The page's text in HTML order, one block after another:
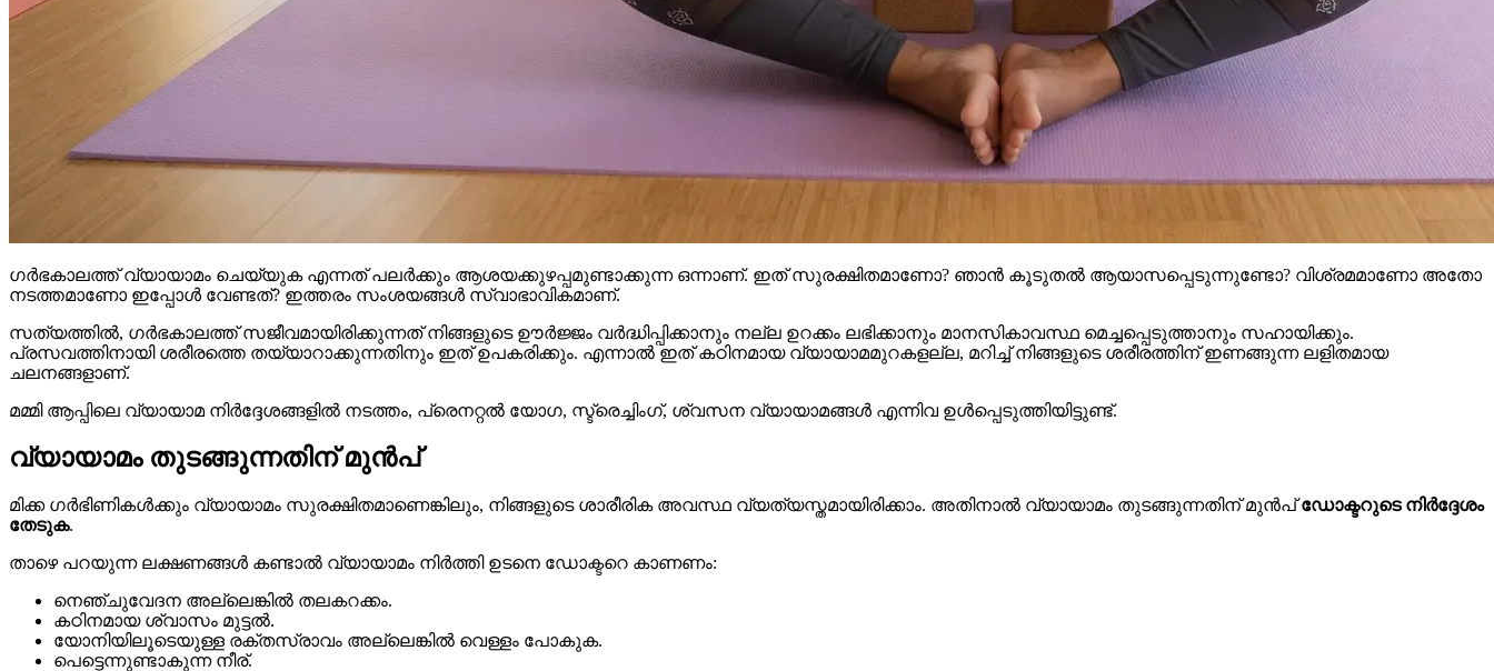
ഗർഭകാലത്ത് വ്യായാമം ചെയ്യുക എന്നത് പലർക്കും ആശയക്കുഴപ്പമുണ്ടാക്കുന്ന ഒന്നാണ്. ഇത് സുരക്ഷിതമാണോ? ഞാൻ കൂടുതൽ ആയാസപ്പെടുന്നുണ്ടോ? വിശ്രമമാണോ അതോ
നടത്തമാണോ ഇപ്പോൾ വേണ്ടത്? ഇത്തരം സംശയങ്ങൾ സ്വാഭാവികമാണ്.
സത്യത്തിൽ, ഗർഭകാലത്ത് സജീവമായിരിക്കുന്നത് നിങ്ങളുടെ ഊർജ്ജം വർദ്ധിപ്പിക്കാനും നല്ല ഉറക്കം ലഭിക്കാനും മാനസികാവസ്ഥ മെച്ചപ്പെടുത്താനും സഹായിക്കും.
പ്രസവത്തിനായി ശരീരത്തെ തയ്യാറാക്കുന്നതിനും ഇത് ഉപകരിക്കും. എന്നാൽ ഇത് കഠിനമായ വ്യായാമമുറകളല്ല, മറിച്ച് നിങ്ങളുടെ ശരീരത്തിന് ഇണങ്ങുന്ന ലളിതമായ
ചലനങ്ങളാണ്.
മമ്മി ആപ്പിലെ വ്യായാമ നിർദ്ദേശങ്ങളിൽ നടത്തം, പ്രെനറ്റൽ യോഗ, സ്ട്രെച്ചിംഗ്, ശ്വസന വ്യായാമങ്ങൾ എന്നിവ ഉൾപ്പെടുത്തിയിട്ടുണ്ട്.
വ്യായാമം തുടങ്ങുന്നതിന് മുൻപ്
മിക്ക ഗർഭിണികൾക്കും വ്യായാമം സുരക്ഷിതമാണെങ്കിലും, നിങ്ങളുടെ ശാരീരിക അവസ്ഥ വ്യത്യസ്തമായിരിക്കാം. അതിനാൽ വ്യായാമം തുടങ്ങുന്നതിന് മുൻപ്ഡോക്ടറുടെ നിർദ്ദേശം
തേടുക.
താഴെ പറയുന്ന ലക്ഷണങ്ങൾ കണ്ടാൽ വ്യായാമം നിർത്തി ഉടനെ ഡോക്ടറെ കാണണം:
നെഞ്ചുവേദന അല്ലെങ്കിൽ തലകറക്കം.
കഠിനമായ ശ്വാസം മുട്ടൽ.
യോനിയിലൂടെയുള്ള രക്തസ്രാവം അല്ലെങ്കിൽ വെള്ളം പോകുക.
പെട്ടെന്നുണ്ടാകുന്ന നീര്.